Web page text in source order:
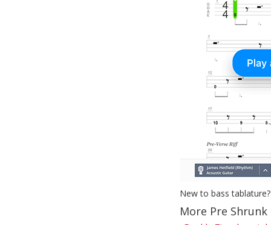
New to bass
More Pre